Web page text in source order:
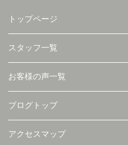
トップページ
スタッフ一覧
お客様の声一覧
ブログトップ
アクセスマップ